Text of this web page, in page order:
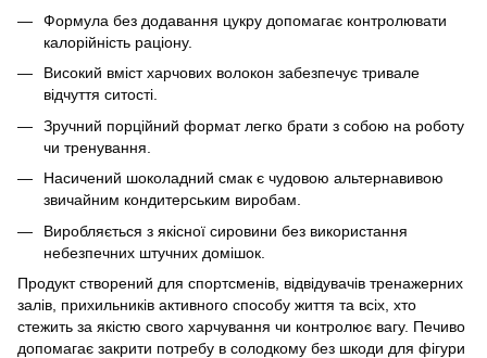
Формула без додавання цукру допомагає контролювати
калорійність раціону.
Високий вміст харчових волокон забезпечує тривале
відчуття ситості.
Зручний порційний формат легко брати з собою на роботу
чи тренування.
Насичений шоколадний смак є чудовою альтернавивою
звичайним кондитерським виробам.
Виробляється з якісної сировини без використання
небезпечних штучних домішок.
Продукт створений для спортсменів, відвідувачів тренажерних
залів, прихильників активного способу життя та всіх, хто
стежить за якістю свого харчування чи контролює вагу. Печиво
допомагає закрити потребу в солодкому без шкоди для фігури